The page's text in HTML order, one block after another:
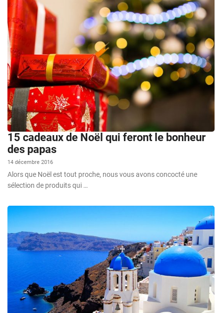
15 cadeaux de Noël qui feront le bonheur
des papas
14 décembre 2016
Alors que Noël est tout proche, nous vous avons concocté une
sélection de produits qui …